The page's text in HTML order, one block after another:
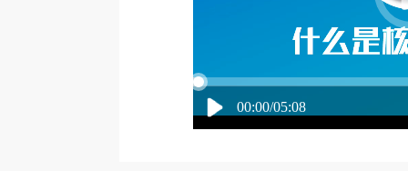
00:00/05:08